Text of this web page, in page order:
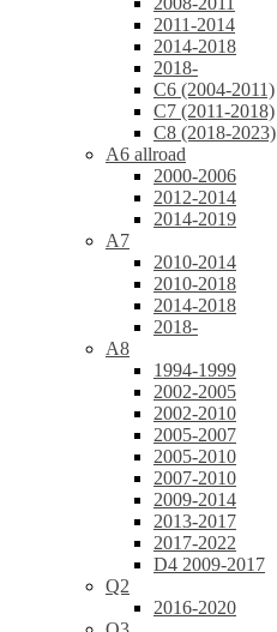
2011-2014
2014-2018
2018-
C6 (2004-2011)
C7 (2011-2018)
C8 (2018-2023)
A6 allroad
2000-2006
2012-2014
2014-2019
A7
2010-2014
2010-2018
2014-2018
2018-
A8
1994-1999
2002-2005
2002-2010
2005-2007
2005-2010
2007-2010
2009-2014
2013-2017
2017-2022
D4 2009-2017
Q2
2016-2020